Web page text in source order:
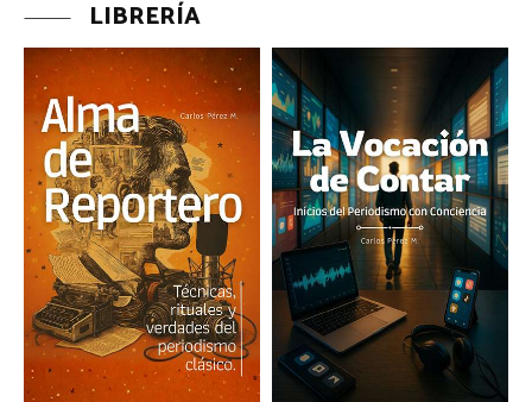
LIBRERÍA